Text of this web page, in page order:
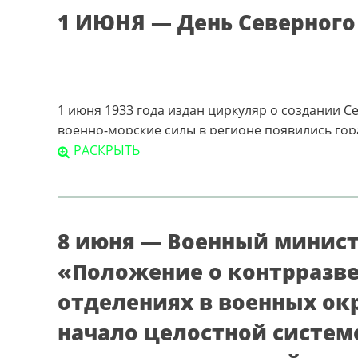
1 ИЮНЯ — День
1 июня 1933 года издан циркуляр о создании
военно-морские силы в регионе появились
прибыл в Архангельск с целью наладить там
Западную Европу, и, главное, здесь уже
Царь участвовал в закладке
построенной там яхет «Святой Павел» он
полуострова. Для верфи был выбран остров
РАСКРЫТЬ
8 июня — Военный
«Положение о
отделениях в военных
начало целостной